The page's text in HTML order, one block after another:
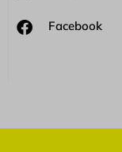
Facebook